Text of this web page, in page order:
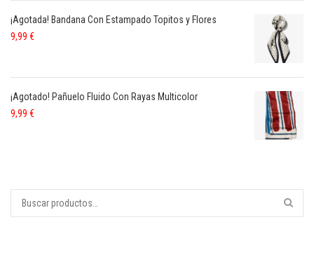
¡Agotada! Bandana Con Estampado Topitos y Flores
9,99 €
¡Agotado! Pañuelo Fluido Con Rayas Multicolor
9,99 €